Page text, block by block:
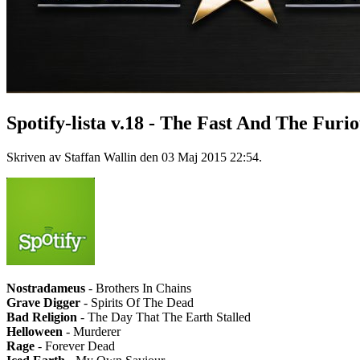
Spotify-lista v.18 - The Fast And The
Skriven av Staffan Wallin den 03 Maj 2015 22:54.
Nostradameus - Brothers In Chains
Grave Digger - Spirits Of The Dead
Bad Religion - The Day That The Earth Stalled
Helloween - Murderer
Rage - Forever Dead